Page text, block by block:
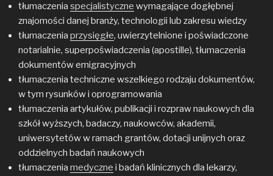
tłumaczenia specjalistyczne wymagające dogłębnej
znajomości danej branży, technologii lub zakresu wiedzy
tłumaczenia przysięgłe, uwierzytelnione i poświadczone
notarialnie, superpoświadczenia (apostille), tłumaczenia
dokumentów emigracyjnych
tłumaczenia techniczne wszelkiego rodzaju dokumentów,
w tym rysunków i oprogramowania
tłumaczenia artykułów, publikacji i rozpraw naukowych dla
szkół wyższych, badaczy, naukowców, akademii,
uniwersytetów w ramach grantów, dotacji unijnych oraz
oddzielnych badań naukowych
tłumaczenia medyczne i badań klinicznych dla lekarzy,